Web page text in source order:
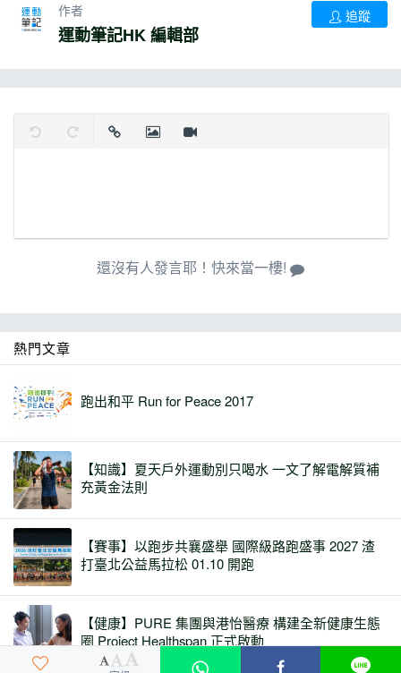
作者
運動筆記HK 編輯部
追蹤
還沒有人發言耶！快來當一樓!
熱門文章
跑出和平 Run for Peace 2017
【知識】夏天戶外運動別只喝水 一文了解電解質補
充黃金法則
【賽事】以跑步共襄盛舉 國際級路跑盛事 2027 渣
打臺北公益馬拉松 01.10 開跑
【健康】PURE 集團與港怡醫療 構建全新健康生態
圈 Project Healthspan 正式啟動